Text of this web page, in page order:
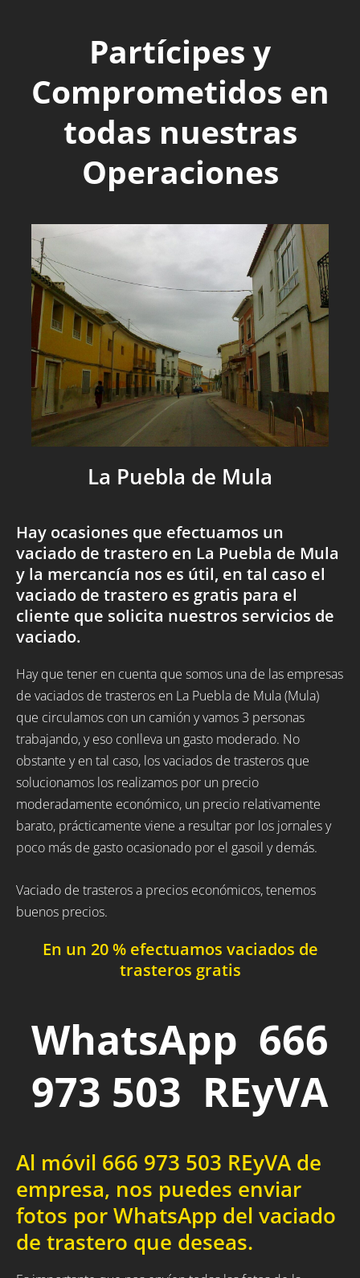
Partícipes y
Comprometidos en
todas nuestras
Operaciones
La Puebla de Mula
Hay ocasiones que efectuamos un
vaciado de trastero en La Puebla de Mula
y la mercancía nos es útil, en tal caso el
vaciado de trastero es gratis para el
cliente que solicita nuestros servicios de
vaciado.
Hay que tener en cuenta que somos una de las empresas
de vaciados de trasteros en La Puebla de Mula (Mula)
que circulamos con un camión y vamos 3 personas
trabajando, y eso conlleva un gasto moderado. No
obstante y en tal caso, los vaciados de trasteros que
solucionamos los realizamos por un precio
moderadamente económico, un precio relativamente
barato, prácticamente viene a resultar por los jornales y
poco más de gasto ocasionado por el gasoil y demás.
Vaciado de trasteros a precios económicos, tenemos
buenos precios.
En un 20 % efectuamos vaciados de
trasteros gratis
WhatsApp 666
973 503 REyVA
Al móvil 666 973 503 REyVA de
empresa, nos puedes enviar
fotos por WhatsApp del vaciado
de trastero que deseas.